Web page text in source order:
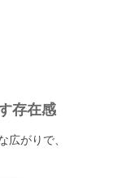
存在感
広がりで、